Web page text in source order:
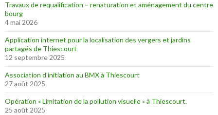
Travaux de requalification – renaturation et aménagement du centre
bourg
4 mai 2026
Application internet pour la localisation des vergers et jardins
partagés de Thiescourt
12 septembre 2025
Association d’initiation au BMX à Thiescourt
27 août 2025
Opération « Limitation de la pollution visuelle » à Thiescourt.
25 août 2025